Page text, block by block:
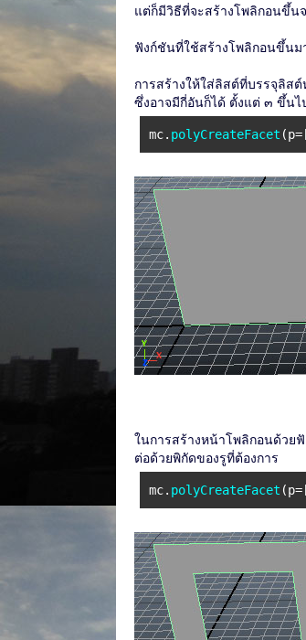
แต่ก็มีวิธีที่จะสร้างโพลิกอนขึ้น
ฟังก์ชันที่ใช้สร้างโพลิกอนขึ้นม
การสร้างให้ใส่ลิสต์ที่บรรจุลิส
ซึ่งอาจมีกี่อันก็ได้ ตั้งแต่ ๓ ขึ้นไ
mc. polyCreateFacet
ในการสร้างหน้าโพลิกอนด้วย
ต่อด้วยพิกัดของรูที่ต้องการ
mc. polyCreateFacet